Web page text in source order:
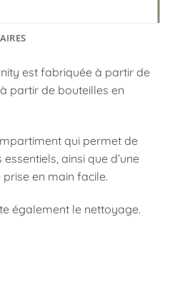
est fabriquée à partir de
partir de bouteilles en
qui permet de
ainsi que d’une
en main facile.
également le nettoyage.